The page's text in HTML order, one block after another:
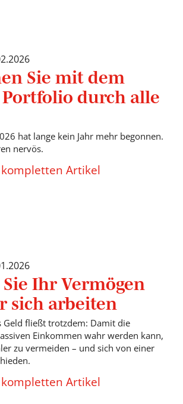
Sie mit dem
durch alle
hat lange kein Jahr mehr begonnen.
nervös.
kompletten Artikel
Sie Ihr Vermögen
sich arbeiten
Geld fließt trotzdem: Damit die
Einkommen wahr werden kann,
zu vermeiden – und sich von einer
kompletten Artikel